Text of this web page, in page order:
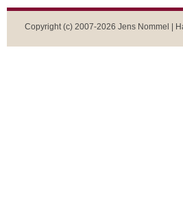
Copyright (c) 2007-2026 Jens Nommel |